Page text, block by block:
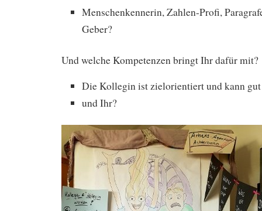
Menschenkennerin, Zahlen-Profi,
Geber?
Und welche Kompetenzen bringt Ihr dafür mit?
Die Kollegin ist zielorientiert und kann
und Ihr?